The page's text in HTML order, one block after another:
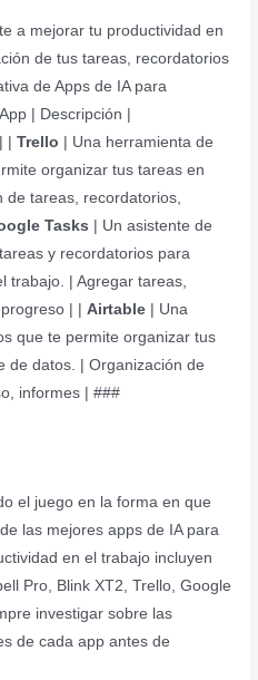
a mejorar tu productividad en
de tus tareas, recordatorios
de Apps de IA para
| Descripción |
|Trello | Una herramienta de
organizar tus tareas en
tareas, recordatorios,
Tasks | Un asistente de
y recordatorios para
trabajo. | Agregar tareas,
progreso | |Airtable | Una
que te permite organizar tus
de datos. | Organización de
informes | ###
el juego en la forma en que
las mejores apps de IA para
en el trabajo incluyen
Pro, Blink XT2, Trello, Google
investigar sobre las
de cada app antes de